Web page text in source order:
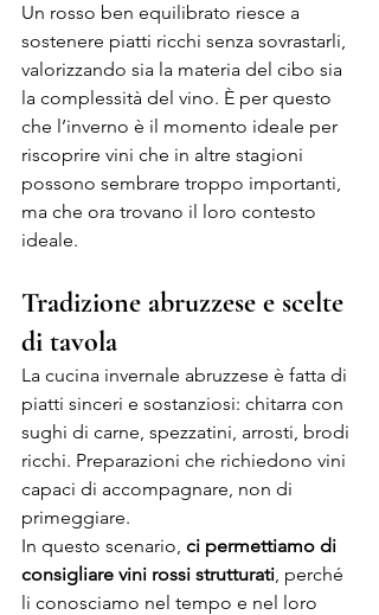
Un rosso ben equilibrato riesce a
sostenere piatti ricchi senza sovrastarli,
valorizzando sia la materia del cibo sia
la complessità del vino. È per questo
che l’inverno è il momento ideale per
riscoprire vini che in altre stagioni
possono sembrare troppo importanti,
ma che ora trovano il loro contesto
ideale.
Tradizione abruzzese e scelte
di tavola
La cucina invernale abruzzese è fatta di
piatti sinceri e sostanziosi: chitarra con
sughi di carne, spezzatini, arrosti, brodi
ricchi. Preparazioni che richiedono vini
capaci di accompagnare, non di
primeggiare.
In questo scenario, ci permettiamo di
consigliare vini rossi strutturati, perché
li conosciamo nel tempo e nel loro